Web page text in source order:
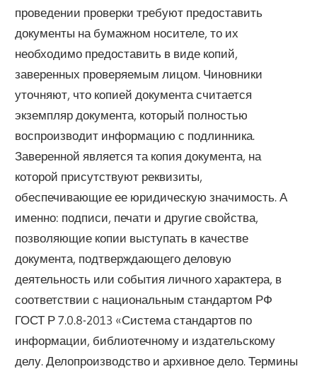
проведении проверки требуют предоставить
документы на бумажном носителе, то их
необходимо предоставить в виде копий,
заверенных проверяемым лицом. Чиновники
уточняют, что копией документа считается
экземпляр документа, который полностью
воспроизводит информацию с подлинника.
Заверенной является та копия документа, на
которой присутствуют реквизиты,
обеспечивающие ее юридическую значимость. А
именно: подписи, печати и другие свойства,
позволяющие копии выступать в качестве
документа, подтверждающего деловую
деятельность или события личного характера, в
соответствии с национальным стандартом РФ
ГОСТ Р 7.0.8-2013 «Система стандартов по
информации, библиотечному и издательскому
делу. Делопроизводство и архивное дело. Термины